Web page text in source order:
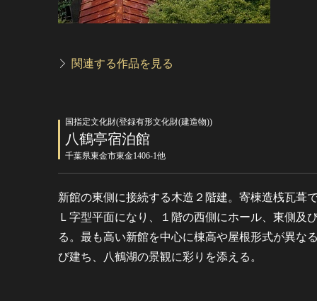
関連する作品を見る
国指定文化財(登録有形文化財(建造物))
八鶴亭宿泊館
千葉県東金市東金1406-1他
新館の東側に接続する木造２階建。寄棟造桟瓦葺
Ｌ字型平面になり、１階の西側にホール、東側及
る。最も高い新館を中心に棟高や屋根形式が異な
び建ち、八鶴湖の景観に彩りを添える。